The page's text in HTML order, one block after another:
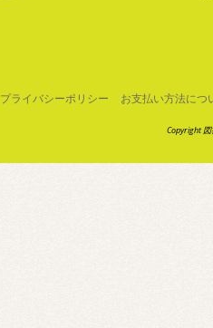
プライバシーポリシー お支払い方法につ
Copyright 図